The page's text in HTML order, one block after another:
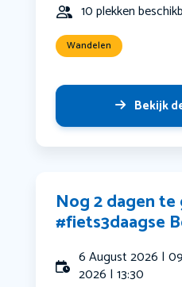
10 plekken
Wandelen
Bekijk
Nog 2 dagen te
#fiets3daagse
6 August 2026 |
2026 | 13:30